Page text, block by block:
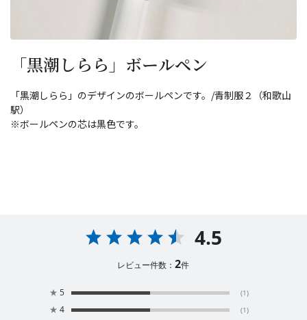
「黒潮しらら」ボールペン
「黒潮しらら」のデザインのボールペンです。/青制服２（和歌山
駅）
※ボールペンの芯は黒色です。
4.5
レビュー件数：2件
★ 5 (1)
★ 4 (1)